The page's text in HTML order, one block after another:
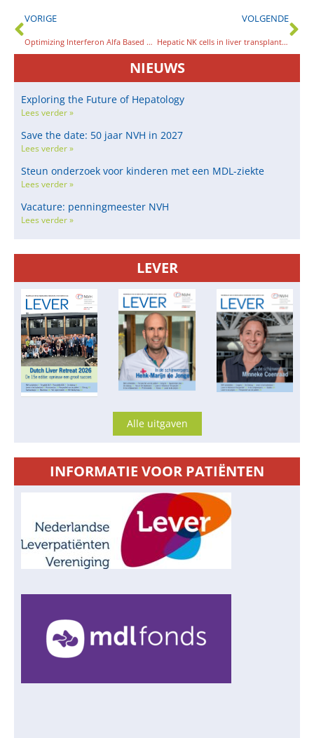
VORIGE
Optimizing Interferon Alfa Based Therapy for Chronic Hepatitis C
VOLGENDE
Hepatic NK cells in liver transplantation
NIEUWS
Exploring the Future of Hepatology
Lees verder »
Save the date: 50 jaar NVH in 2027
Lees verder »
Steun onderzoek voor kinderen met een MDL-ziekte
Lees verder »
Vacature: penningmeester NVH
Lees verder »
LEVER
Alle uitgaven
INFORMATIE VOOR PATIËNTEN